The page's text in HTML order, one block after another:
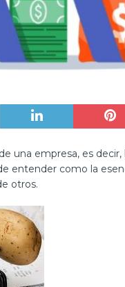
una empresa, es
entender como la
otros.